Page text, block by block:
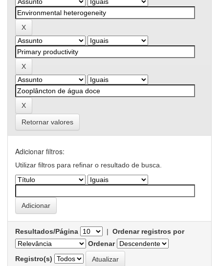
Retornar valores
Adicionar filtros:
Utilizar filtros para refinar o resultado de busca.
Resultados/Página | Ordenar registros por
Ordenar
Registro(s)